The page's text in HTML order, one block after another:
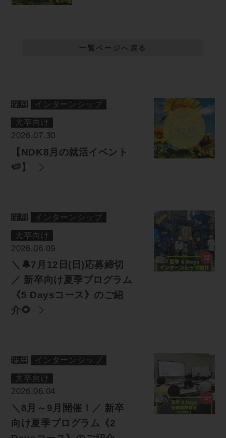
一覧ページへ戻る
採用 インターンシップ
大卒向け
2026.07.30
【NDK8月の就活イベント
🍉】
採用 インターンシップ
大卒向け
2026.06.09
＼🔔7月12日(日)応募締切
／ 新卒向け夏季プログラム
《5 Daysコース》のご紹
介🌻
採用 インターンシップ
大卒向け
2026.06.04
＼8月～9月開催！／ 新卒
向け夏季プログラム《2